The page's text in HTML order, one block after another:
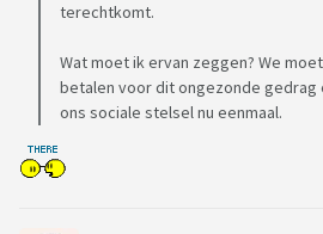
terechtkomt.
Wat moet ik ervan zeggen? We
betalen voor dit ongezonde
ons sociale stelsel nu eenmaal.